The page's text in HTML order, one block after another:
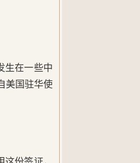
生在一些中
美国驻华使